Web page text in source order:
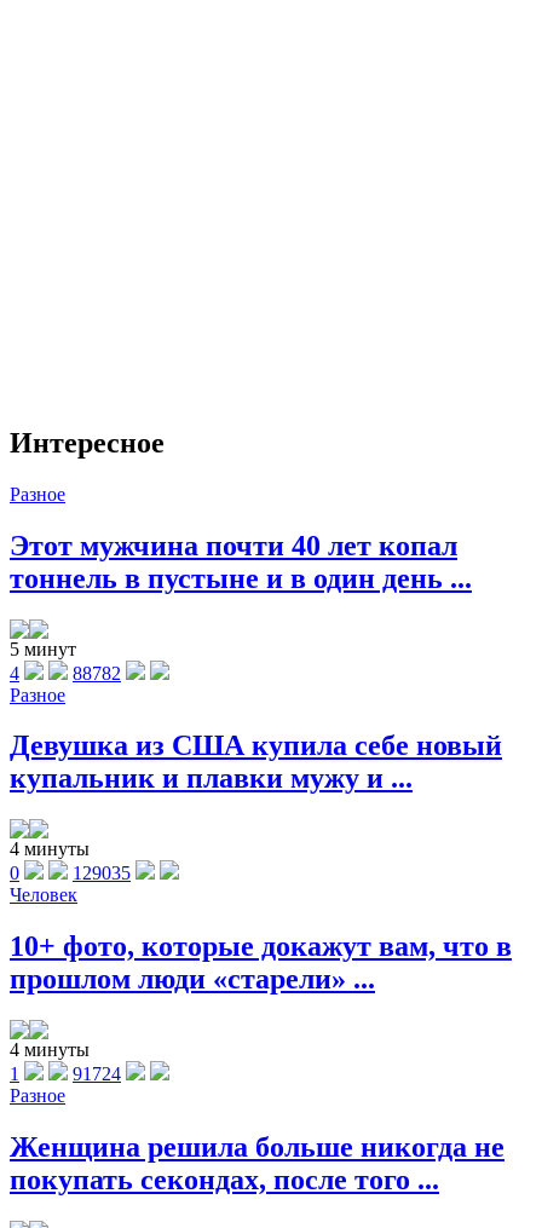
Интересное
Разное
Этот мужчина почти 40 лет копал
тоннель в пустыне и в один день ...
5 минут
4
88782
Разное
Девушка из США купила себе новый
купальник и плавки мужу и ...
4 минуты
0
129035
Человек
10+ фото, которые докажут вам, что в
прошлом люди «старели» ...
4 минуты
1
91724
Разное
Женщина решила больше никогда не
покупать секондах, после того ...